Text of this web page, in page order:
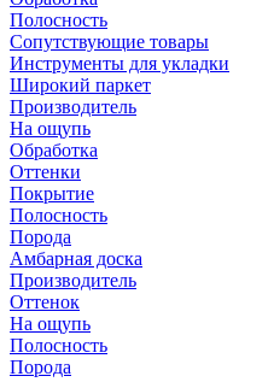
Полосность
Сопутствующие товары
Инструменты для укладки
Широкий паркет
Производитель
На ощупь
Обработка
Оттенки
Покрытие
Полосность
Порода
Амбарная доска
Производитель
Оттенок
На ощупь
Полосность
Порода